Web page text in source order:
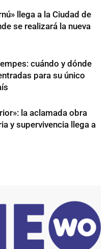
llega a la Ciudad de
se realizará la nueva
cuándo y dónde
para su único
la aclamada obra
y supervivencia llega a